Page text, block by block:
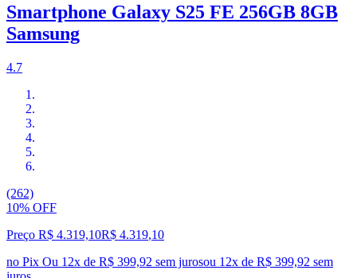
Smartphone Galaxy S25 FE 256GB 8GB
Samsung
4.7
(262)
10% OFF
Preço R$ 4.319,10R$ 4.319,10
no Pix Ou 12x de R$ 399,92 sem jurosou 12x de R$ 399,92 sem